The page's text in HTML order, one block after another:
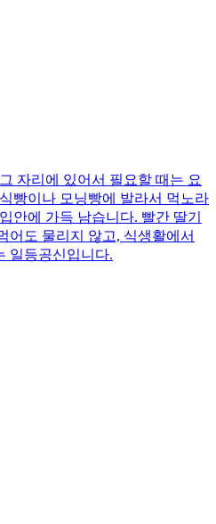
자리에 있어서 필요할 때는 요
빵이나 모닝빵에 발라서 먹노라
안에 가득 남습니다. 빨간 딸기
어도 물리지 않고, 식생활에서
일등공신입니다.